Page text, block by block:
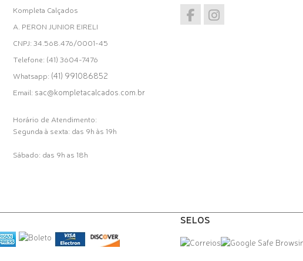
Kompleta Calçados
A. PERON JUNIOR EIRELI
CNPJ: 34.568.476/0001-45
Telefone: (41) 3604-7476
Whatsapp: (41) 991086852
Email: sac@kompletacalcados.com.br
Horário de Atendimento:
Segunda à sexta: das 9h às 19h
Sábado: das 9h as 18h
SELOS